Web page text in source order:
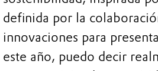
definida por la
innovaciones para
este año, puedo decir